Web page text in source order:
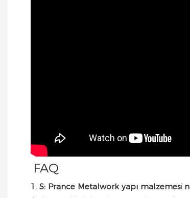
FAQ
1. S: Prance Metalwork yapı malzemesi